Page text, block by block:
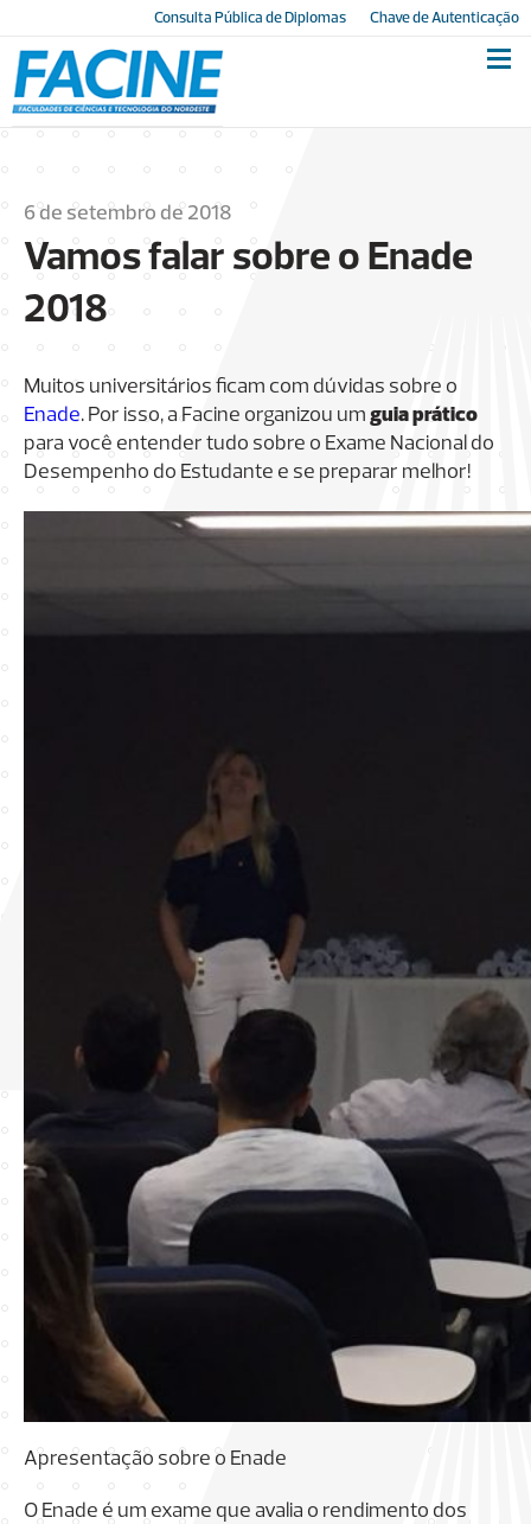
Consulta Pública de Diplomas Chave de Autenticação
6 de setembro de 2018
Vamos falar sobre o Enade
2018
Muitos universitários ficam com dúvidas sobre o
Enade. Por isso, a Facine organizou um guia prático
para você entender tudo sobre o Exame Nacional do
Desempenho do Estudante e se preparar melhor!
Apresentação sobre o Enade
O Enade é um exame que avalia o rendimento dos